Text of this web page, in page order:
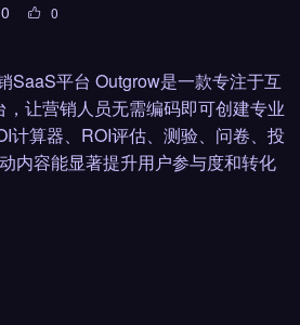
0 0
SaaS平台 Outgrow是一款专注于互
让营销人员无需编码即可创建专业
计算器、ROI评估、测验、问卷、投
内容能显著提升用户参与度和转化